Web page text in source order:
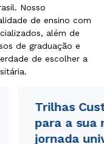
Nosso
de ensino com
além de
de graduação e
de escolher a
Trilhas
para a sua
jornada